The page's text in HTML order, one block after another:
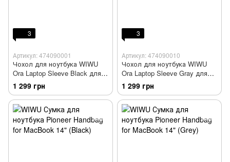
3
Артикул: 474090001
Чохол для ноутбука WIWU
Ora Laptop Sleeve Black для
MacBook 14"
1 299 грн
3
Артикул: 474090010
Чохол для ноутбука WIWU
Ora Laptop Sleeve Gray для
MacBook 14"
1 299 грн